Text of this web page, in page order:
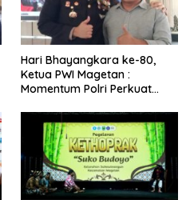
Hari Bhayangkara ke-80,
Ketua PWI Magetan :
Momentum Polri Perkuat